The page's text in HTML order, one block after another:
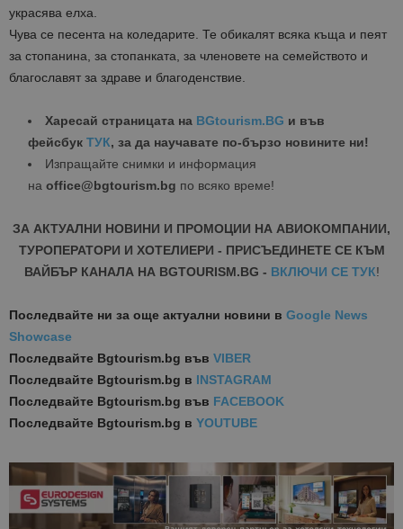
украсява елха.
Чува се песента на коледарите. Те обикалят всяка къща и пеят
за стопанина, за стопанката, за членовете на семейството и
благославят за здраве и благоденствие.
Харесай страницата на BGtourism.BG и във
фейсбук ТУК, за да научавате по-бързо новините ни!
Изпращайте снимки и информация
на office@bgtourism.bg по всяко време!
ЗА АКТУАЛНИ НОВИНИ И ПРОМОЦИИ НА АВИОКОМПАНИИ,
ТУРОПЕРАТОРИ И ХОТЕЛИЕРИ - ПРИСЪЕДИНЕТЕ СЕ КЪМ
ВАЙБЪР КАНАЛА НА BGTOURISM.BG - ВКЛЮЧИ СЕ ТУК!
Последвайте ни за още актуални новини в Google News
Showcase
Последвайте Bgtourism.bg във VIBER
Последвайте Bgtourism.bg в INSTAGRAM
Последвайте Bgtourism.bg във FACEBOOK
Последвайте Bgtourism.bg в YOUTUBE